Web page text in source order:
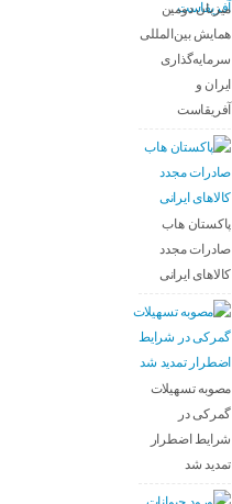
میزبان دومین
همایش بین‌المللی
سرمایه‌گذاری
ایران و
آفریقاست
پاکستان هاب
صادرات مجدد
کالاهای ایرانی
مصوبه تسهیلات
گمرکی در
شرایط اضطرار
تمدید شد